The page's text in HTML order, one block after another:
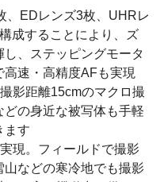
、EDレンズ3枚、UHRレ
成することにより、ズ
、ステッピングモータ
速・高精度AFも実現
影距離15cmのマクロ撮
の身近な被写体も手軽
ます
現。フィールドで撮影
などの寒冷地でも撮影